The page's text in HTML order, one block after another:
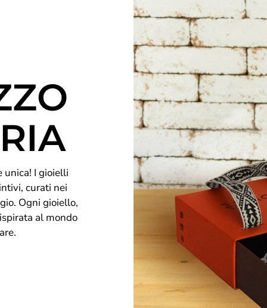
unica! I gioielli
curati nei
Ogni gioiello,
al mondo